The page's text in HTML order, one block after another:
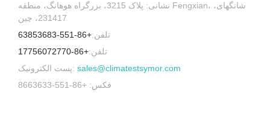
نشانی: پلاک 3215، بزرگراه هوهانگ، منطقه Fengxian، شانگهای،
231417، چین
تلفن:+86-551-63853683
تلفن:+86-17756072770
پست الکترونیک: sales@climatestsymor.com
فکس: +86-551-8663633